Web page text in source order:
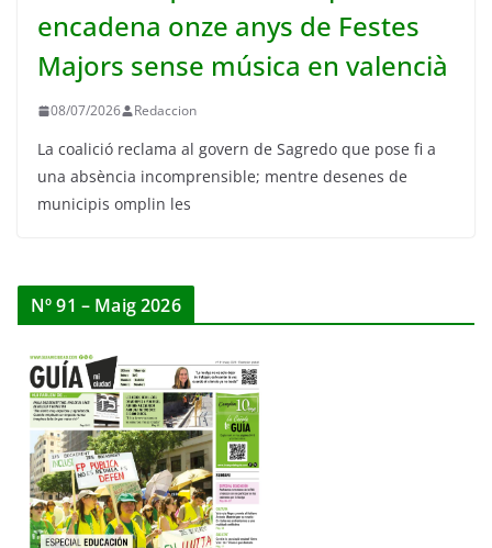
encadena onze anys de Festes
Majors sense música en valencià
08/07/2026 Redaccion
La coalició reclama al govern de Sagredo que pose fi a
una absència incomprensible; mentre desenes de
municipis omplin les
Nº 91 – Maig 2026